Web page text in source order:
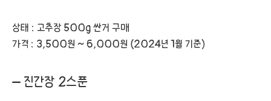
상태 : 고추장 500g 싼거 구매
가격 : 3,500원 ~ 6,000원 (2024년 1월 기준)
– 진간장 2스푼